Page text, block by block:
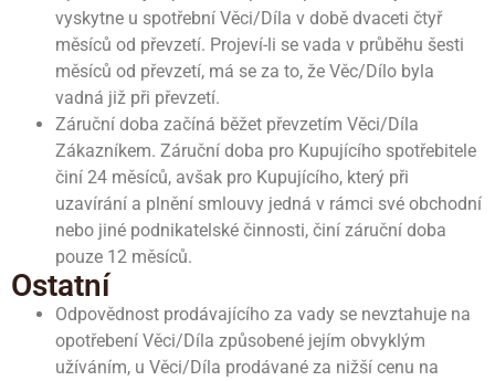
vyskytne u spotřební Věci/Díla v době dvaceti čtyř
měsíců od převzetí. Projeví-li se vada v průběhu šesti
měsíců od převzetí, má se za to, že Věc/Dílo byla
vadná již při převzetí.
Záruční doba začíná běžet převzetím Věci/Díla
Zákazníkem. Záruční doba pro Kupujícího spotřebitele
činí 24 měsíců, avšak pro Kupujícího, který při
uzavírání a plnění smlouvy jedná v rámci své obchodní
nebo jiné podnikatelské činnosti, činí záruční doba
pouze 12 měsíců.
Ostatní
Odpovědnost prodávajícího za vady se nevztahuje na
opotřebení Věci/Díla způsobené jejím obvyklým
užíváním, u Věci/Díla prodávané za nižší cenu na